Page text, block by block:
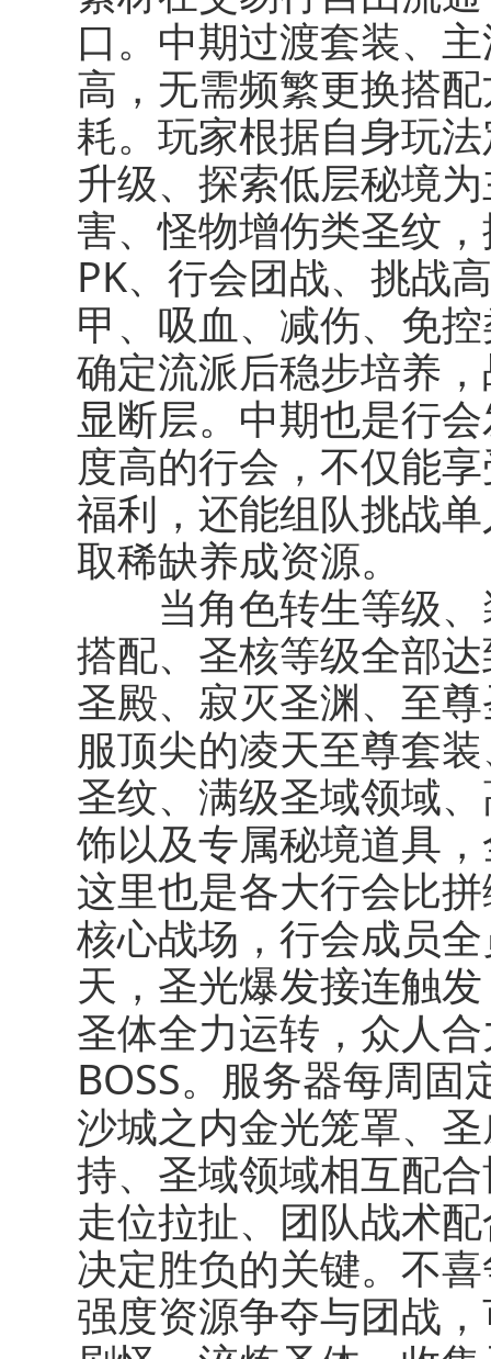
口。中期过渡套装、
高，无需频繁更换搭
耗。玩家根据自身玩
升级、探索低层秘境
害、怪物增伤类圣纹
PK、行会团战、挑战
甲、吸血、减伤、免
确定流派后稳步培养
显断层。中期也是行
度高的行会，不仅能
福利，还能组队挑战
取稀缺养成资源。
当角色转生等级、
搭配、圣核等级全部
圣殿、寂灭圣渊、至
服顶尖的凌天至尊套
圣纹、满级圣域领域
饰以及专属秘境道具
这里也是各大行会比
核心战场，行会成员
天，圣光爆发接连触
圣体全力运转，众人
BOSS。服务器每周
沙城之内金光笼罩、
持、圣域领域相互配
走位拉扯、团队战术
决定胜负的关键。不
强度资源争夺与团战